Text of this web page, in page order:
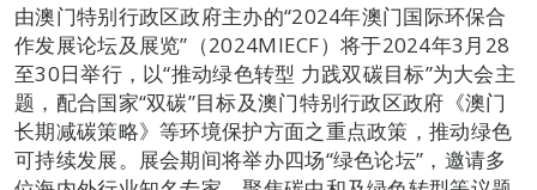
由澳门特别行政区政府主办的“2024年澳门国际环保合
作发展论坛及展览”（2024MIECF）将于2024年3月28
至30日举行，以“推动绿色转型 力践双碳目标”为大会主
题，配合国家“双碳”目标及澳门特别行政区政府《澳门
长期减碳策略》等环境保护方面之重点政策，推动绿色
可持续发展。展会期间将举办四场“绿色论坛”，邀请多